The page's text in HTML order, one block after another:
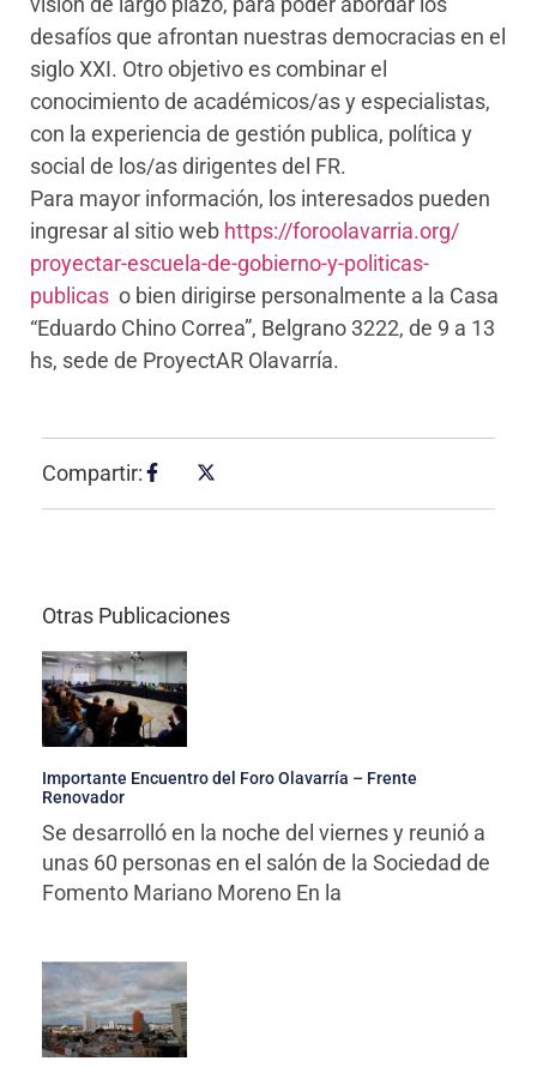
desafíos que afrontan nuestras democracias en el
siglo XXI. Otro objetivo es combinar el
conocimiento de académicos/as y especialistas,
con la experiencia de gestión publica, política y
social de los/as dirigentes del FR.
Para mayor información, los interesados pueden
ingresar al sitio web https://foroolavarria.org/
proyectar-escuela-de-gobierno-y-politicas-
publicas o bien dirigirse personalmente a la Casa
“Eduardo Chino Correa”, Belgrano 3222, de 9 a 13
hs, sede de ProyectAR Olavarría.
Compartir:
Otras Publicaciones
Importante Encuentro del Foro Olavarría – Frente
Renovador
Se desarrolló en la noche del viernes y reunió a
unas 60 personas en el salón de la Sociedad de
Fomento Mariano Moreno En la